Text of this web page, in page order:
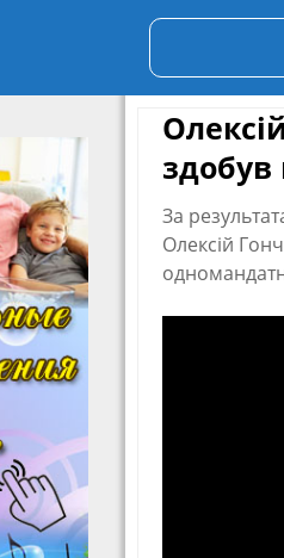
здобув
За
Олексій